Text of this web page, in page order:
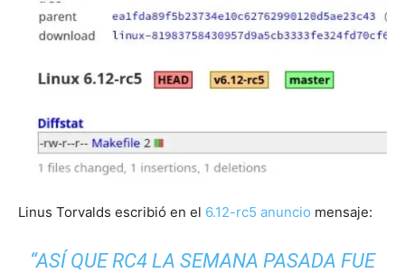
Linus Torvalds escribió en el 6.12-rc5 anuncio mensaje:
“ASÍ QUE RC4 LA SEMANA PASADA FUE